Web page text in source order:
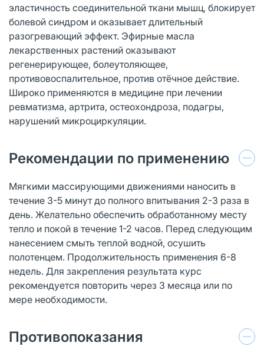
эластичность соединительной ткани мышц, блокирует
болевой синдром и оказывает длительный
разогревающий эффект. Эфирные масла
лекарственных растений оказывают
регенерирующее, болеутоляющее,
противовоспалительное, против отёчное действие.
Широко применяются в медицине при лечении
ревматизма, артрита, остеохондроза, подагры,
нарушений микроциркуляции.
Рекомендации по применению
Мягкими массирующими движениями наносить в
течение 3-5 минут до полного впитывания 2-3 раза в
день. Желательно обеспечить обработанному месту
тепло и покой в течение 1-2 часов. Перед следующим
нанесением смыть теплой водной, осушить
полотенцем. Продолжительность применения 6-8
недель. Для закрепления результата курс
рекомендуется повторить через 3 месяца или по
мере необходимости.
Противопоказания